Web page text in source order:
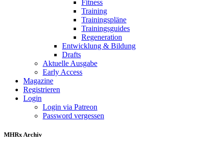
Fitness
Training
Trainingspläne
Trainingsguides
Regeneration
Entwicklung & Bildung
Drafts
Aktuelle Ausgabe
Early Access
Magazine
Registrieren
Login
Login via Patreon
Password vergessen
MHRx Archiv